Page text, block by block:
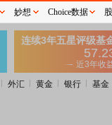
外汇 黄金 银行 基金
妙想 Choice数据